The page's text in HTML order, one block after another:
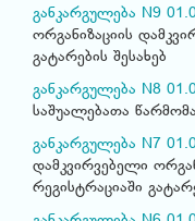
განკარგულება N9
ორგანიზაციის
გატარების შესახებ
განკარგულება N8
საშუალებათა
განკარგულება N7
დამკვირვებელი
რეგისტრაციაში